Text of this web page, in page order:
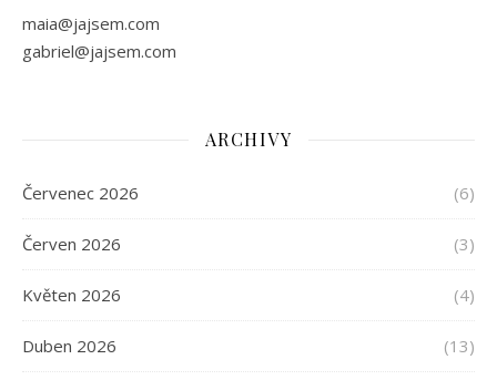
maia@jajsem.com
gabriel@jajsem.com
ARCHIVY
Červenec 2026 (6)
Červen 2026 (3)
Květen 2026 (4)
Duben 2026 (13)